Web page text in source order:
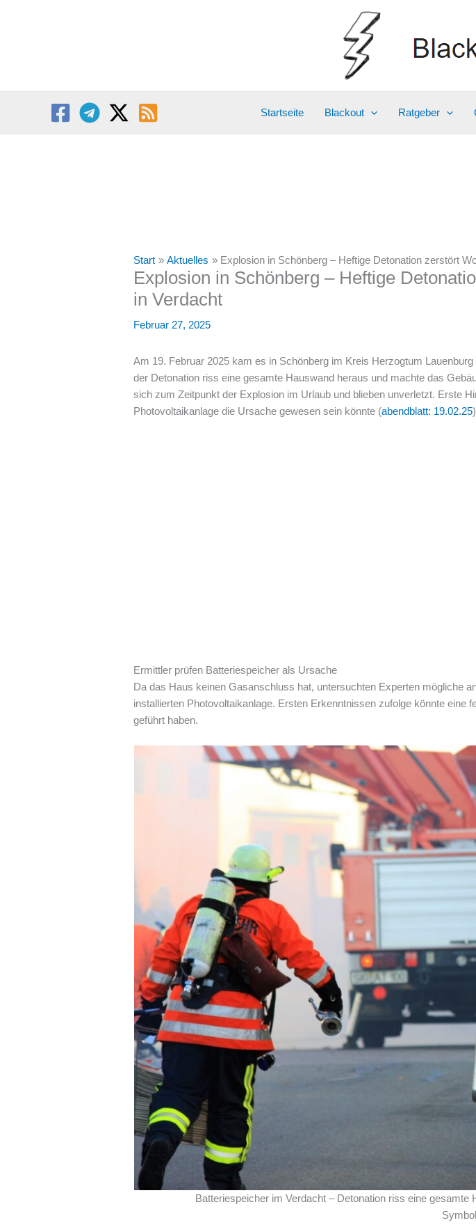
Startseite Blackout Ratgeber
Start Aktuelles Explosion in Schönberg – Heftige Detonation zerstört
Explosion in Schönberg – Heftige
in Verdacht
Februar 27, 2025
Am 19. Februar 2025 kam es in Schönberg im Kreis Herzogtum
der Detonation riss eine gesamte Hauswand heraus und machte das
sich zum Zeitpunkt der Explosion im Urlaub und blieben unverletzt. Erste
Photovoltaikanlage die Ursache gewesen sein könnte (abendblatt: 19.02.25
Ermittler prüfen Batteriespeicher als Ursache
Da das Haus keinen Gasanschluss hat, untersuchten Experten mögliche
installierten Photovoltaikanlage. Ersten Erkenntnissen zufolge könnte
geführt haben.
Batteriespeicher im Verdacht – Detonation riss eine